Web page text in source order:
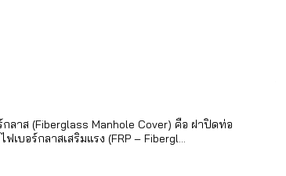
ลาส (Fiberglass Manhole Cover) คือ ฝาปิดท่อ
บอร์กลาสเสริมแรง (FRP – Fibergl...